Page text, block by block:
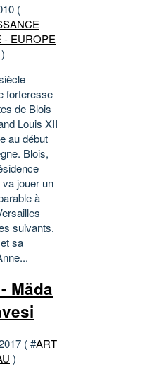
(
- EUROPE
)
forteresse
de Blois
Louis XII
au début
Blois,
jouer un
à
suivants.
sa
Mäda
( #ART
)